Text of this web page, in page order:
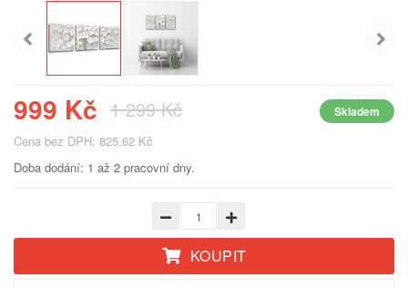
999 Kč 1 299 Kč Skladem
Cena bez DPH: 825,62 Kč
Doba dodání: 1 až 2 pracovní dny.
KOUPIT